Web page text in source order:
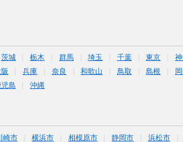
茨城 栃木 群馬 埼玉 千葉 東京 神
兵庫 奈良 和歌山 鳥取 島根
児島 沖縄
崎市 横浜市 相模原市 静岡市 浜松市